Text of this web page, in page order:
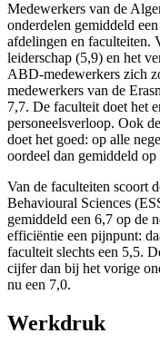
Medewerkers van de
onderdelen gemiddeld
afdelingen en faculteiten.
leiderschap (5,9) en het
ABD-medewerkers zich
medewerkers van de
7,7. De faculteit doet het
personeelsverloop. Ook
doet het goed: op alle
oordeel dan gemiddeld
Van de faculteiten scoort
Behavioural Sciences
gemiddeld een 6,7 op de
efficiëntie een pijnpunt:
faculteit slechts een 5,5.
cijfer dan bij het vorige
nu een 7,0.
Werkdruk